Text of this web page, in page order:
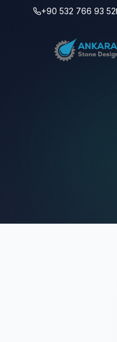
+90 532 766 93 52